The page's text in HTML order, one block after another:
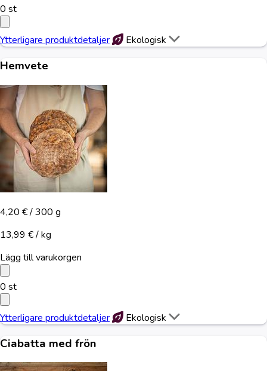
0 st
Ytterligare produktdetaljer Ekologisk
Hemvete
4,20 €/ 300 g
13,99 € / kg
Lägg till varukorgen
0 st
Ytterligare produktdetaljer Ekologisk
Ciabatta med frön